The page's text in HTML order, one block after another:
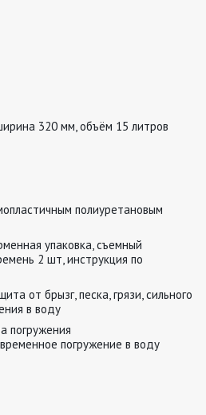
320 мм, объём 15 литров
полиуретановым
упаковка, съемный
2 шт, инструкция по
от брызг, песка, грязи, сильного
в воду
погружения
погружение в воду